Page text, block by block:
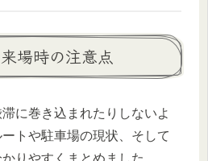
場時の注意点
に巻き込まれたりしないよ
トや駐車場の現状、そして